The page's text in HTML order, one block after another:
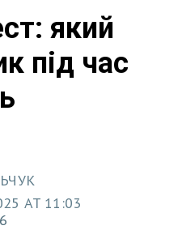
який
під час
AT 11:03